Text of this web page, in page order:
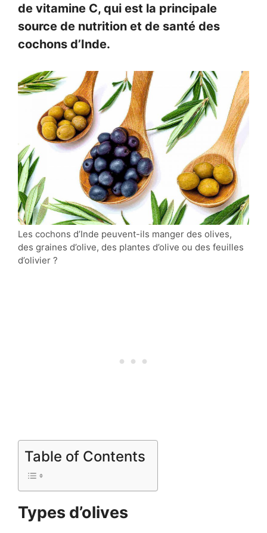
de vitamine C, qui est la principale
source de nutrition et de santé des
cochons d’Inde.
Les cochons d’Inde peuvent-ils manger des olives,
des graines d’olive, des plantes d’olive ou des feuilles
d’olivier ?
Table of Contents
Types d’olives